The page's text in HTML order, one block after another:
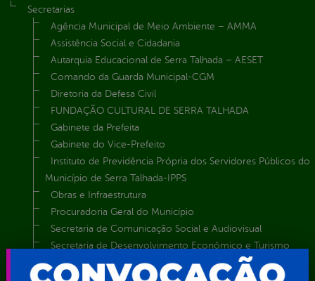
Secretarias
Agência Municipal de Meio Ambiente – AMMA
Assistência Social e Cidadania
Autarquia Educacional de Serra Talhada – AESET
Comando da Guarda Municipal-CGM
Diretoria da Defesa Civil
FUNDAÇÃO CULTURAL DE SERRA TALHADA
Gabinete da Prefeita
Gabinete do Vice-Prefeito
Instituto de Previdência Própria dos Servidores Públicos do
Município de Serra Talhada-IPPS
Obras e Infraestrutura
Procuradoria Geral do Município
Secretaria de Comunicação Social e Audiovisual
Secretaria de Desenvolvimento Econômico e Turismo
Secretaria de Iluminação Pública e Energia Elétrica